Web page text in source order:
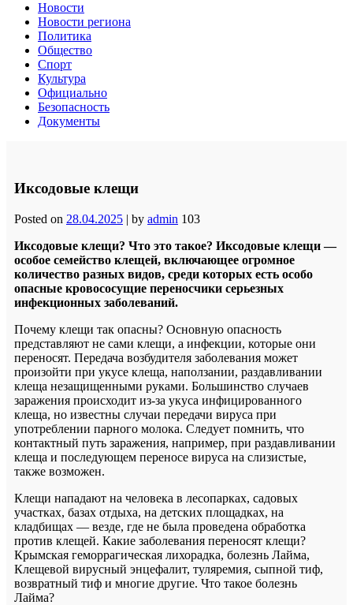
Новости
Новости региона
Политика
Общество
Спорт
Культура
Официально
Безопасность
Документы
Иксодовые клещи
Posted on 28.04.2025 | by admin 103
Иксодовые клещи? Что это такое? Иксодовые клещи —
особое семейство клещей, включающее огромное
количество разных видов, среди которых есть особо
опасные кровососущие переносчики серьезных
инфекционных заболеваний.
Почему клещи так опасны? Основную опасность
представляют не сами клещи, а инфекции, которые они
переносят. Передача возбудителя заболевания может
произойти при укусе клеща, наползании, раздавливании
клеща незащищенными руками. Большинство случаев
заражения происходит из-за укуса инфицированного
клеща, но известны случаи передачи вируса при
употреблении парного молока. Следует помнить, что
контактный путь заражения, например, при раздавливании
клеща и последующем переносе вируса на слизистые,
также возможен.
Клещи нападают на человека в лесопарках, садовых
участках, базах отдыха, на детских площадках, на
кладбищах — везде, где не была проведена обработка
против клещей. Какие заболевания переносят клещи?
Крымская геморрагическая лихорадка, болезнь Лайма,
Клещевой вирусный энцефалит, туляремия, сыпной тиф,
возвратный тиф и многие другие. Что такое болезнь
Лайма?